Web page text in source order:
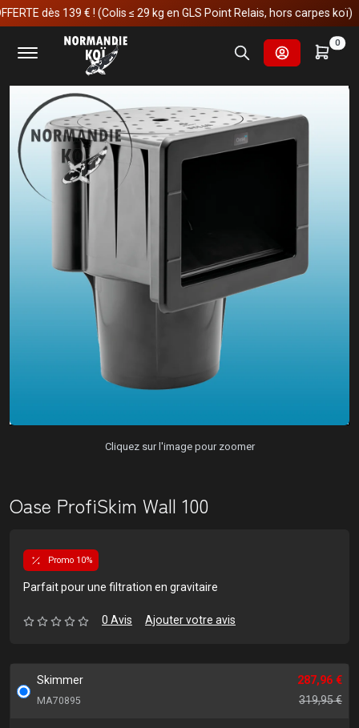
dès 139 € ! (Colis ≤ 29 kg en GLS Point Relais, hors carpes koï)
0
Accueil
Fournitures et technologies pour les bassins
Skimmers
Oase ProfiSkim Wall 100
Cliquez sur l'image pour zoomer
Oase ProfiSkim Wall 100
Promo 10%
Parfait pour une filtration en gravitaire
0 Avis Ajouter votre avis
Skimmer
MA70895
287,96 €
319,95 €